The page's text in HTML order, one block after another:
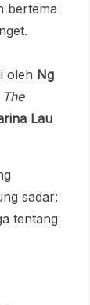
bertema
oleh Ng
The
Lau
sadar:
tentang